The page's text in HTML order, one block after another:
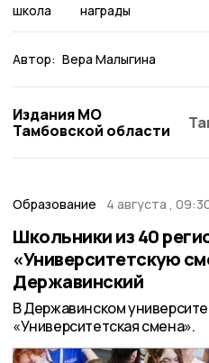
школа награды
Автор: Вера Малыгина
Издания МО
Тамбовской области
Образование 4 августа ,
Школьники из 40
«Университетскую
Державинский
В Державинском
«Университетская смена».